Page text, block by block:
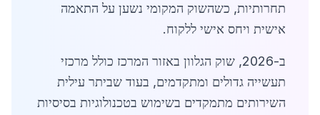
תחרותיות, כשהשוק המקומי נשען על התאמה
אישית ויחס אישי ללקוח.
ב-2026, שוק הגלוון באזור המרכז כולל מרכזי
תעשייה גדולים ומתקדמים, בעוד שביתר עילית
השירותים מתמקדים בשימוש בטכנולוגיות בסיסיות